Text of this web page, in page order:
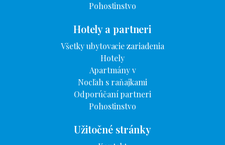
Pohostinstvo
Hotely a partneri
Všetky ubytovacie zariadenia
Hotely
Apartmány v
Nocľah s raňajkami
Odporúčaní partneri
Pohostinstvo
Užitočné stránky